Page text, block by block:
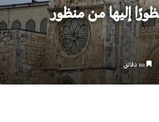
إليها من منظور